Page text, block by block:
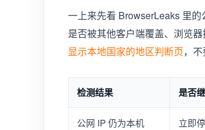
一上来先看 BrowserLeaks 里
是否被其他客户端覆盖、浏览
显示本地国家的地区判断页，不
检测结果 是否
公网 IP 仍为本机 立即